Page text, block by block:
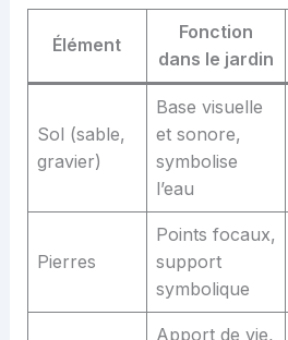
Élément
Fonction
dans le jardin
Sol (sable,
gravier)
Base visuelle
et sonore,
symbolise
l’eau
Pierres
Points focaux,
support
symbolique
Apport de vie,